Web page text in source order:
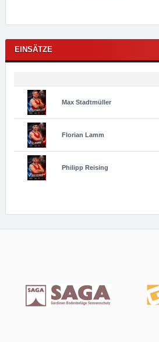
EINSÄTZE
Max Stadtmüller
Florian Lamm
Philipp Reising